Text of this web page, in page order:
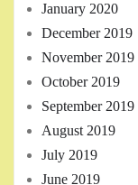
January 2020
December 2019
November 2019
October 2019
September 2019
August 2019
July 2019
June 2019